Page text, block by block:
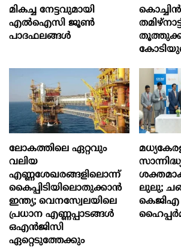
മികച്ച നേട്ടവുമായി
എൽഐസി ജൂൺ
പാദഫലങ്ങൾ
ലോകത്തിലെ ഏറ്റവും
വലിയ
എണ്ണശേഖരങ്ങളിലൊന്ന്
കൈപ്പിടിയിലൊതുക്കാന്‍
ഇന്ത്യ; വെനസ്വേലയിലെ
പ്രധാന എണ്ണപ്പാടങ്ങള്‍
ഒഎന്‍ജിസി
ഏറ്റെടുത്തേക്കും
ലുലു;
കെജിഎ